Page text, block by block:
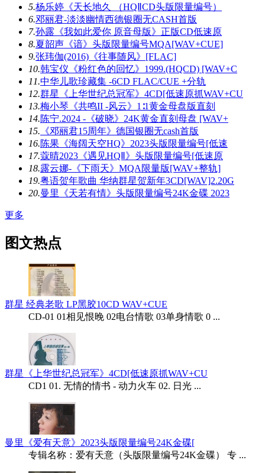
5.杨乐婷《天长地久 （HQⅡCD头版限量编号）
6.邓丽君-淡淡幽情西德银圈无CASH首版
7.孙露《我如此爱你 原音母版》正版CD低速原
8.夏韶声《谙》头版限量编号MQA[WAV+CUE]
9.张玮伽(2016)《往事随风》[FLAC]
10.韩宝仪《粉红色的回忆》1999.(HQCD) [WAV+C
11.中华儿歌珍藏集 -6CD FLAC/CUE +分轨
12.群星《上华世纪总冠军》4CD[低速原抓WAV+CU
13.梅小琴《共鸣II -风云》1∶1黄金母盘版直刻
14.陈宁.2024 -《破晓》24K黄金直刻母盘 [WAV+
15. 《邓丽君15周年》德国银圈无cash首版
16.陈果《海阔天空HQ》2023头版限量编号[低速
17.蔻晴2023《遇见HQⅡ》头版限量编号[低速原
18.露云娜-《下雨天》MQA限量版[WAV+整轨]
19.粤语贺年歌曲 华纳群星贺新年3CD[WAV]2.20G
20.曼里《天若有情》头版限量编号24K金碟 2023
更多
图文热点
群星 经典老歌 LP黑胶10CD WAV+CUE
CD-01 01相见恨晚 02电台情歌 03单身情歌 0 ...
群星《上华世纪总冠军》4CD[低速原抓WAV+CU
CD1 01. 无情的情书 - 动力火车 02. 日光 ...
曼里《爱有天意》2023头版限量编号24K金碟[
专辑名称：爱有天意（头版限量编号24K金碟） 专 ...